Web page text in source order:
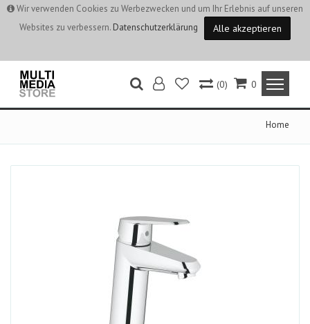
Wir verwenden Cookies zu Werbezwecken und um Ihr Erlebnis auf unseren
Websites zu verbessern. Datenschutzerklärung Alle akzeptieren
0
(0)
Home